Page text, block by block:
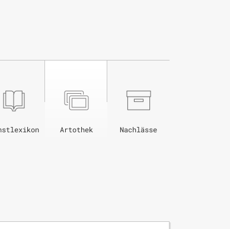
Nachlässe
Artothek